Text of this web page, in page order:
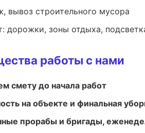
вывоз строительного мусора
дорожки, зоны отдыха,
работы с нами
смету до начала работ
на объекте и финальная
прорабы и бригады,